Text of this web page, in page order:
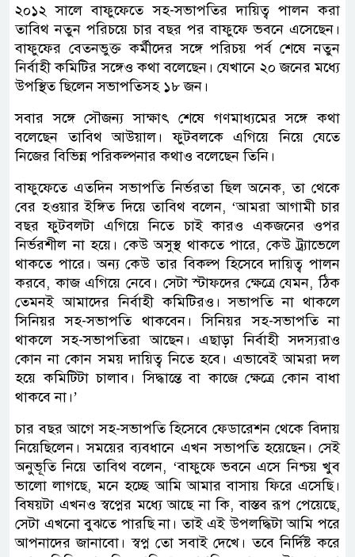
২০১২ সালে বাফুফেতে সহ-সভাপতির দায়িত্ব পালন করা
তাবিথ নতুন পরিচয়ে চার বছর পর বাফুফে ভবনে এসেছেন।
বাফুফের বেতনভুক্ত কর্মীদের সঙ্গে পরিচয় পর্ব শেষে নতুন
নির্বাহী কমিটির সঙ্গেও কথা বলেছেন। যেখানে ২০ জনের মধ্যে
উপস্থিত ছিলেন সভাপতিসহ ১৮ জন।
সবার সঙ্গে সৌজন্য সাক্ষাৎ শেষে গণমাধ্যমের সঙ্গে কথা
বলেছেন তাবিথ আউয়াল। ফুটবলকে এগিয়ে নিয়ে যেতে
নিজের বিভিন্ন পরিকল্পনার কথাও বলেছেন তিনি।
বাফুফেতে এতদিন সভাপতি নির্ভরতা ছিল অনেক, তা থেকে
বের হওয়ার ইঙ্গিত দিয়ে তাবিথ বলেন, ‘আমরা আগামী চার
বছর ফুটবলটা এগিয়ে নিতে চাই কারও একজনের ওপর
নির্ভরশীল না হয়ে। কেউ অসুস্থ থাকতে পারে, কেউ ট্র্যাভেলে
থাকতে পারে। অন্য কেউ তার বিকল্প হিসেবে দায়িত্ব পালন
করবে, কাজ এগিয়ে নেবে। সেটা স্টাফদের ক্ষেত্রে যেমন, ঠিক
তেমনই আমাদের নির্বাহী কমিটিরও। সভাপতি না থাকলে
সিনিয়র সহ-সভাপতি থাকবেন। সিনিয়র সহ-সভাপতি না
থাকলে সহ-সভাপতিরা আছেন। এছাড়া নির্বাহী সদস্যরাও
কোন না কোন সময় দায়িত্ব নিতে হবে। এভাবেই আমরা দল
হয়ে কমিটিটা চালাব। সিদ্ধান্তে বা কাজে ক্ষেত্রে কোন বাধা
থাকবে না।’
চার বছর আগে সহ-সভাপতি হিসেবে ফেডারেশন থেকে বিদায়
নিয়েছিলেন। সময়ের ব্যবধানে এখন সভাপতি হয়েছেন। সেই
অনুভূতি নিয়ে তাবিথ বলেন, ‘বাফুফে ভবনে এসে নিশ্চয় খুব
ভালো লাগছে, মনে হচ্ছে আমি আমার বাসায় ফিরে এসেছি।
বিষয়টা এখনও স্বপ্নের মধ্যে আছে না কি, বাস্তব রূপ পেয়েছে,
সেটা এখনো বুঝতে পারছি না। তাই এই উপলদ্ধিটা আমি পরে
আপনাদের জানাবো। স্বপ্ন তো সবাই দেখে। তবে নির্দিষ্ট করে